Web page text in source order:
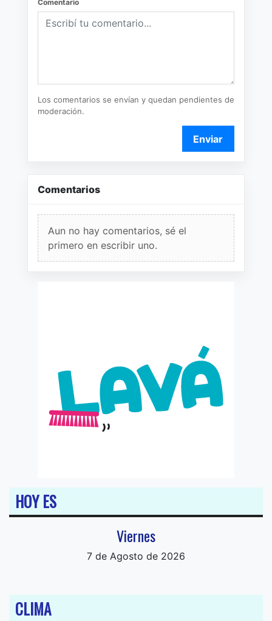
Comentario
Los comentarios se envían y quedan pendientes de
moderación.
Enviar
Comentarios
Aun no hay comentarios, sé el
primero en escribir uno.
HOY ES
Viernes
7 de Agosto de 2026
CLIMA